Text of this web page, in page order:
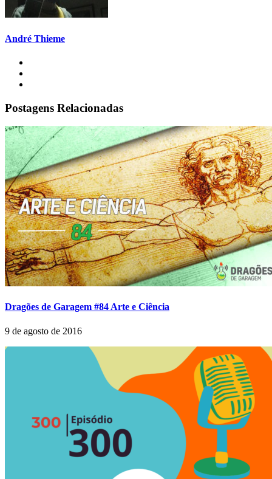
André Thieme
Postagens Relacionadas
Dragões de Garagem #84 Arte e Ciência
9 de agosto de 2016